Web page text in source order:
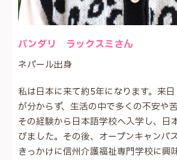
バンダリ ラックスミさん
ネパール出身
私は日本に来て約5年になります。来
が分からず、生活の中で多くの不安や
その経験から日本語学校へ入学し、日
びました。その後、オープンキャンパ
きっかけに信州介護福祉専門学校に興